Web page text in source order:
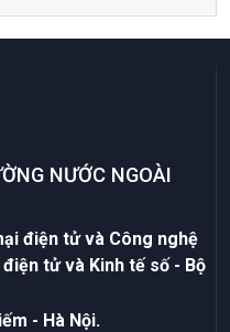
NƯỚC NGOÀI
điện tử và Công nghệ
tử và Kinh tế số - Bộ
- Hà Nội.